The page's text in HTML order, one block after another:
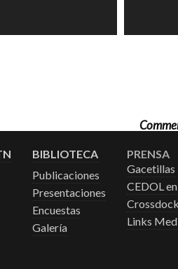
BIBLIOTECA
Publicaciones
Presentaciones
Encuestas
Galería
PRENSA
Gacetillas
CEDOL
Links